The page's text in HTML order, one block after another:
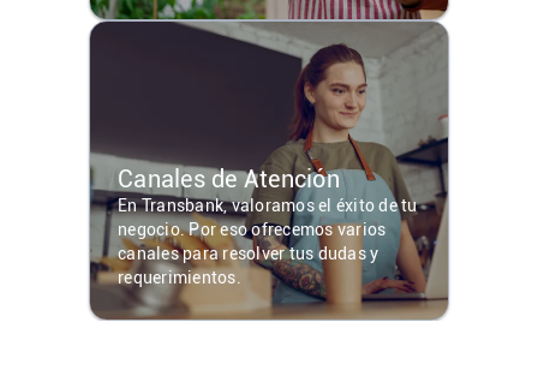
Canales de Atención
En Transbank, valoramos el éxito de tu
negocio. Por eso ofrecemos varios
canales para resolver tus dudas y
requerimientos.